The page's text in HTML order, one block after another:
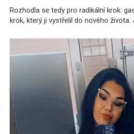
Rozhodla se tedy pro radikální krok:
krok, který ji vystřelil do nového života.